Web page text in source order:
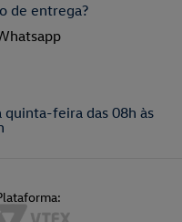
de entrega?
feira das 08h às